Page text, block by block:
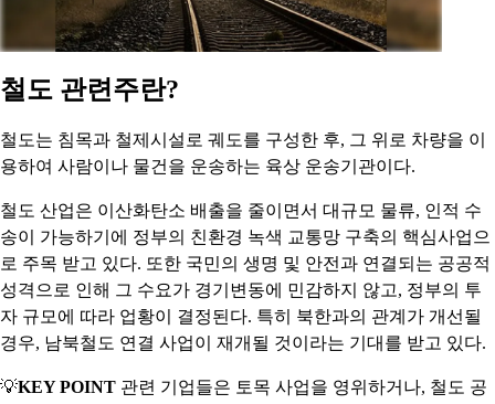
철도 관련주란?
철도는 침목과 철제시설로 궤도를 구성한 후, 그 위로 차량을 이
용하여 사람이나 물건을 운송하는 육상 운송기관이다.
철도 산업은 이산화탄소 배출을 줄이면서 대규모 물류, 인적 수
송이 가능하기에 정부의 친환경 녹색 교통망 구축의 핵심사업으
로 주목 받고 있다. 또한 국민의 생명 및 안전과 연결되는 공공적
성격으로 인해 그 수요가 경기변동에 민감하지 않고, 정부의 투
자 규모에 따라 업황이 결정된다. 특히 북한과의 관계가 개선될
경우, 남북철도 연결 사업이 재개될 것이라는 기대를 받고 있다.
💡KEY POINT 관련 기업들은 토목 사업을 영위하거나, 철도 공